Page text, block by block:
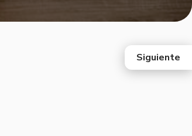
Siguiente